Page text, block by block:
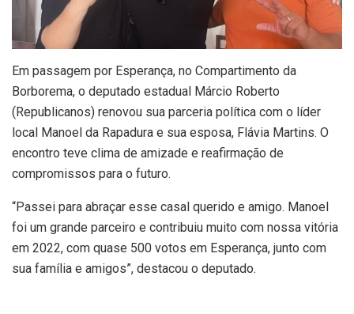
Em passagem por Esperança, no Compartimento da
Borborema, o deputado estadual Márcio Roberto
(Republicanos) renovou sua parceria política com o líder
local Manoel da Rapadura e sua esposa, Flávia Martins. O
encontro teve clima de amizade e reafirmação de
compromissos para o futuro.
“Passei para abraçar esse casal querido e amigo. Manoel
foi um grande parceiro e contribuiu muito com nossa vitória
em 2022, com quase 500 votos em Esperança, junto com
sua família e amigos”, destacou o deputado.